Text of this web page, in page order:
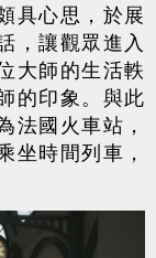
具心思，於展
，讓觀眾進入
大師的生活軼
的印象。與此
法國火車站，
坐時間列車，